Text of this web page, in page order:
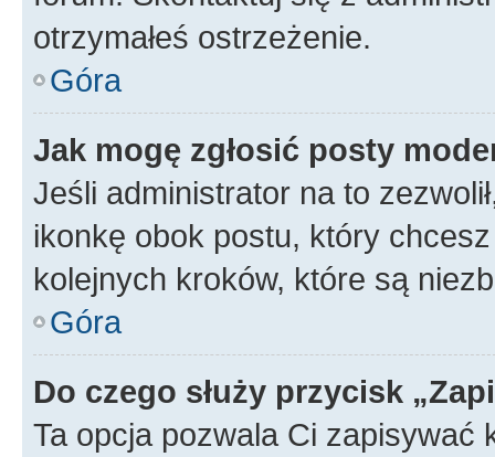
otrzymałeś ostrzeżenie.
Góra
Jak mogę zgłosić posty
Jeśli administrator na to
ikonkę obok postu, który
kolejnych kroków, które są
Góra
Do czego służy przycisk
Ta opcja pozwala Ci zapisywać